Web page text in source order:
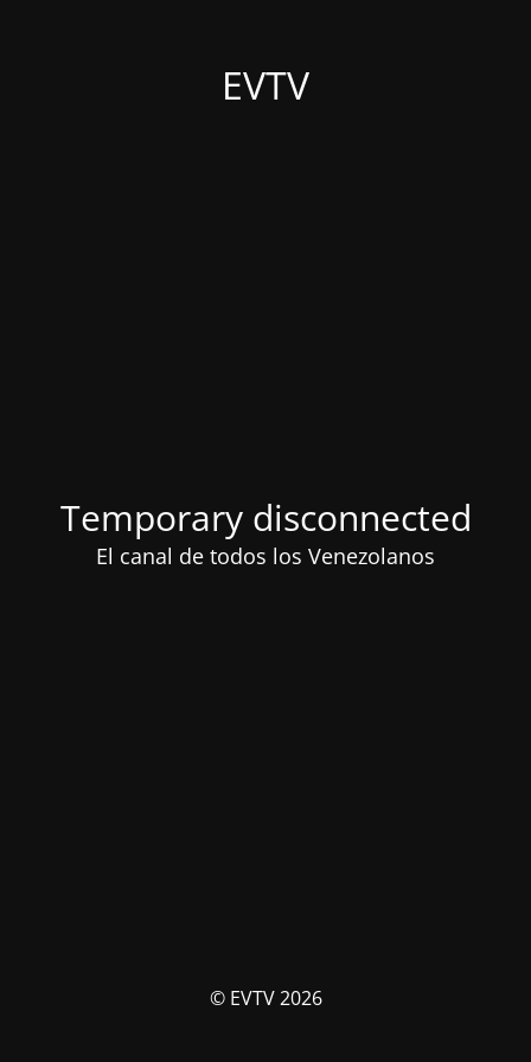
EVTV
Temporary disconnected
El canal de todos los Venezolanos
© EVTV 2026